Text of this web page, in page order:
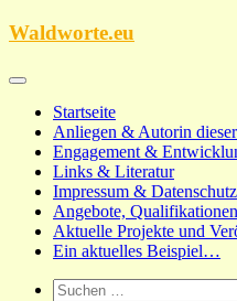
Zum
Waldworte.eu
Startseite
Anliegen & Autorin
Engagement &
Links & Literatur
Impressum & Datenschutz
Angebote,
Aktuelle Projekte und
Ein aktuelles Beispiel…